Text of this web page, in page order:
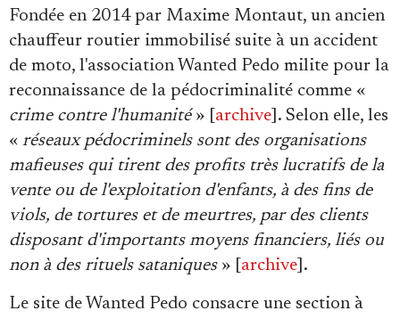
Fondée en 2014 par Maxime Montaut, un ancien
chauffeur routier immobilisé suite à un accident
de moto, l'association Wanted Pedo milite pour la
reconnaissance de la pédocriminalité comme «
crime contre l'humanité» [ archive ]. Selon elle, les
« réseaux pédocriminels sont des organisations
mafieuses qui tirent des profits très lucratifs de la
vente ou de l'exploitation d'enfants, à des fins de
viols, de tortures et de meurtres, par des clients
disposant d'importants moyens financiers, liés ou
non à des rituels sataniques » [ archive ].
Le site de Wanted Pedo consacre une section à